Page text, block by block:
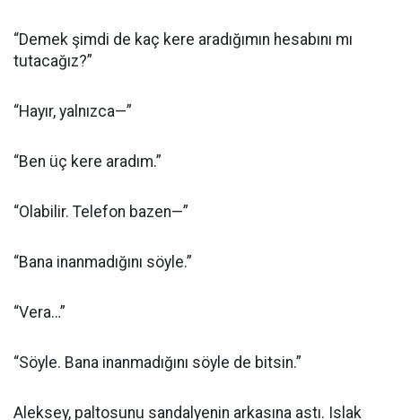
“Demek şimdi de kaç kere aradığımın hesabını mı
tutacağız?”
“Hayır, yalnızca—”
“Ben üç kere aradım.”
“Olabilir. Telefon bazen—”
“Bana inanmadığını söyle.”
“Vera…”
“Söyle. Bana inanmadığını söyle de bitsin.”
Aleksey, paltosunu sandalyenin arkasına astı. Islak